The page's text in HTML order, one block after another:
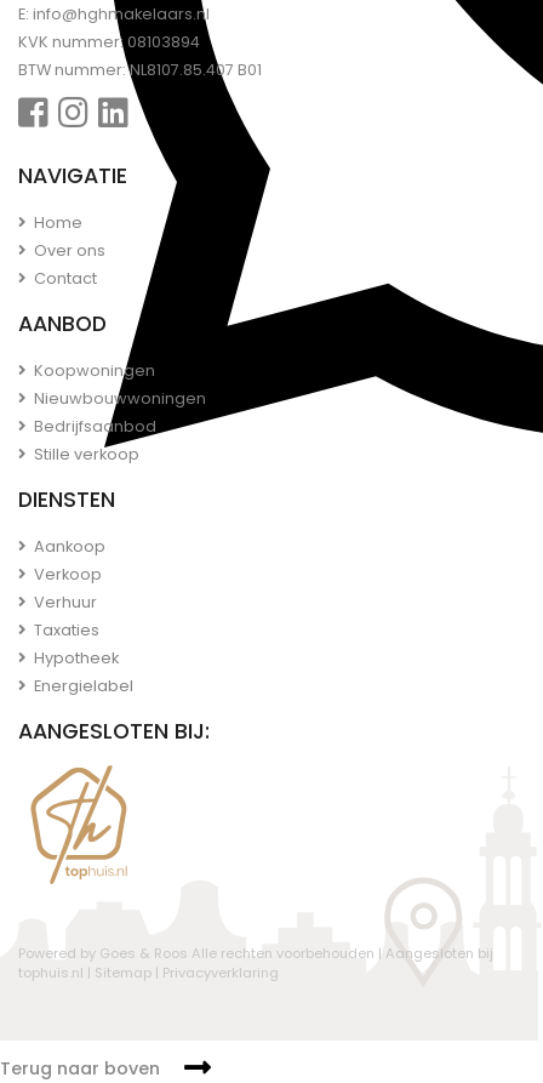
E: info@hghmakelaars.nl
KVK nummer: 08103894
BTW nummer: NL8107.85.407 B01
NAVIGATIE
Home
Over ons
Contact
AANBOD
Koopwoningen
Nieuwbouwwoningen
Bedrijfsaanbod
Stille verkoop
DIENSTEN
Aankoop
Verkoop
Verhuur
Taxaties
Hypotheek
Energielabel
AANGESLOTEN BIJ:
Powered by Goes & Roos Alle rechten voorbehouden | Aangesloten bij
tophuis.nl | Sitemap | Privacyverklaring